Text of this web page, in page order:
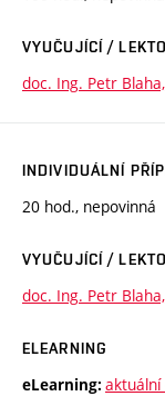
VYUČUJÍCÍ /
doc. Ing. Petr
INDIVIDUÁLNÍ
20 hod., nepovinná
VYUČUJÍCÍ /
doc. Ing. Petr
ELEARNING
eLearning: